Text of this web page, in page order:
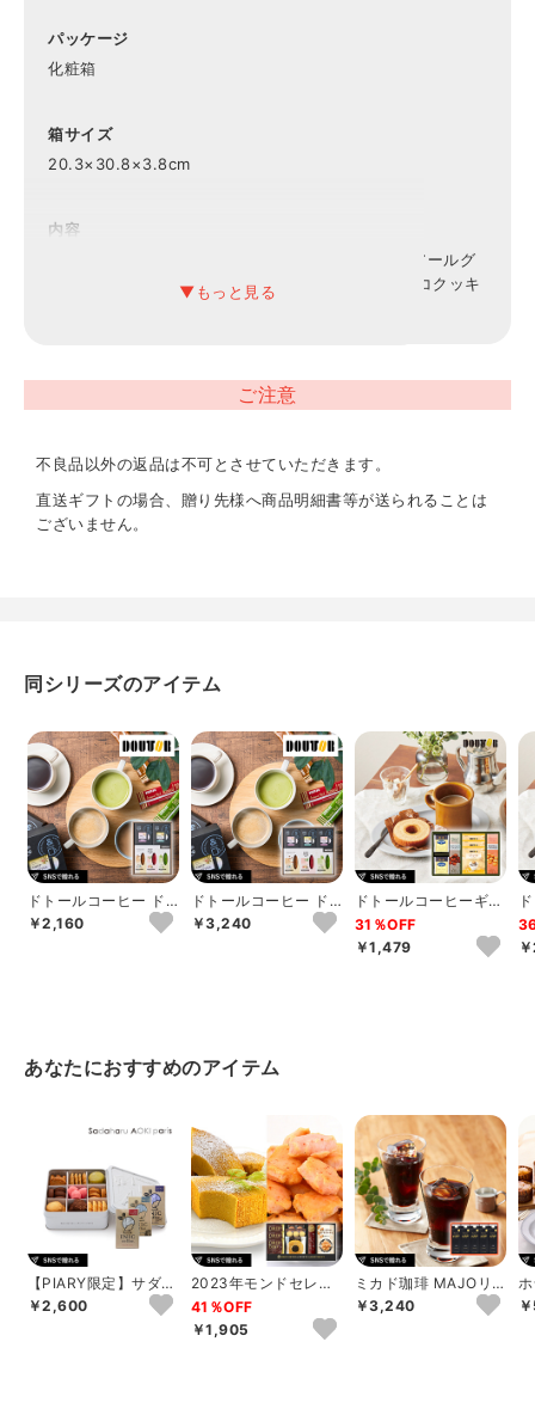
パッケージ
化粧箱
箱サイズ
20.3×30.8×3.8cm
内容
ドトールドリップコーヒーアロマブレンド7g×3、アールグ
レイ紅茶ティーバッグ（NELSONS）2g×12、チョコクッキ
アレルギー表示
小麦・卵・乳
ご注意
不良品以外の返品は不可とさせていただきます。
直送ギフトの場合、贈り先様へ商品明細書等が送られることは
ございません。
同シリーズのアイテム
ドトールコーヒー ド
リップ&インスタント
ミックスセット ...
￥2,160
ドトールコーヒー ド
リップ&インスタント
ミックスセット ...
￥3,240
ドトールコーヒーギフ
トA
31％OFF
￥1,479
あなたにおすすめのアイテム
【PIARY限定】サダハ
ル アオキ パリ コフレ
アソー...
￥2,600
2023年モンドセレク
ション銀賞受賞 セイ
コー珈琲＆和洋...
41％OFF
￥1,905
ミカド珈琲 MAJOリ
キッドコーヒー無糖ギ
フト
￥3,240
個